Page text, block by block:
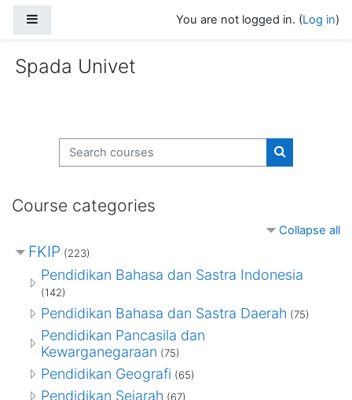
You are not logged in. (Log in)
Spada Univet
Search courses
Search
Course categories
Collapse all
FKIP (223)
Pendidikan Bahasa dan Sastra Indonesia
(142)
Pendidikan Bahasa dan Sastra Daerah (75)
Pendidikan Pancasila dan
Kewarganegaraan (75)
Pendidikan Geografi (65)
Pendidikan Sejarah (67)